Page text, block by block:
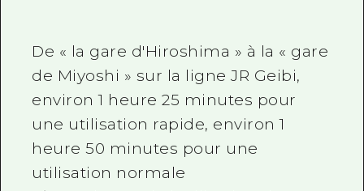
De « la gare d'Hiroshima » à la « gare
de Miyoshi » sur la ligne JR Geibi,
environ 1 heure 25 minutes pour
une utilisation rapide, environ 1
heure 50 minutes pour une
utilisation normale